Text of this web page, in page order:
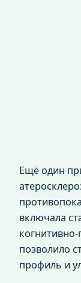
Ещё один
включала
позволило
профиль и